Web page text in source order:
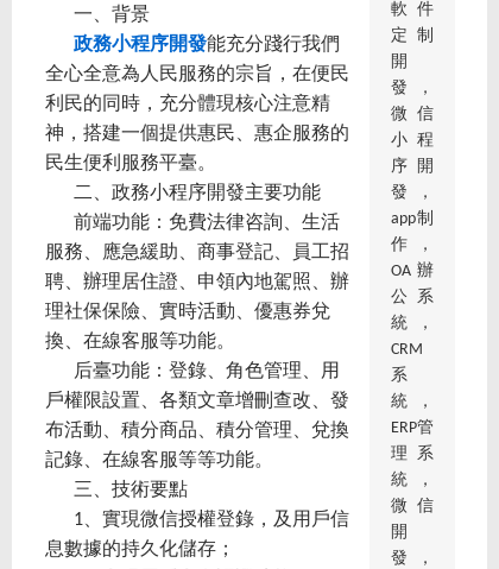
一、背景
政務小程序開發能充分踐行我們
全心全意為人民服務的宗旨，在便民
利民的同時，充分體現核心注意精
神，搭建一個提供惠民、惠企服務的
民生便利服務平臺。
二、政務小程序開發主要功能
前端功能：免費法律咨詢、生活
服務、應急緩助、商事登記、員工招
聘、辦理居住證、申領內地駕照、辦
理社保保險、實時活動、優惠券兌
換、在線客服等功能。
后臺功能：登錄、角色管理、用
戶權限設置、各類文章增刪查改、發
布活動、積分商品、積分管理、兌換
記錄、在線客服等等功能。
三、技術要點
1、實現微信授權登錄，及用戶信
息數據的持久化儲存；
軟件
定制
開
發，
微信
小程
序開
發，
app制
作，
OA辦
公系
統，
CRM
系
統，
ERP管
理系
統，
微信
開
發，